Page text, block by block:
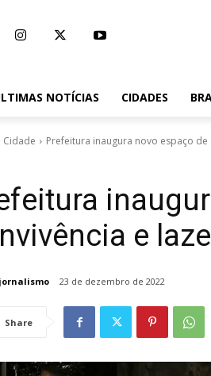
NOTÍCIAS CIDADES
Cidade Prefeitura inaugura novo espaço
e
jornalismo 23 de dezembro de 2022
Share